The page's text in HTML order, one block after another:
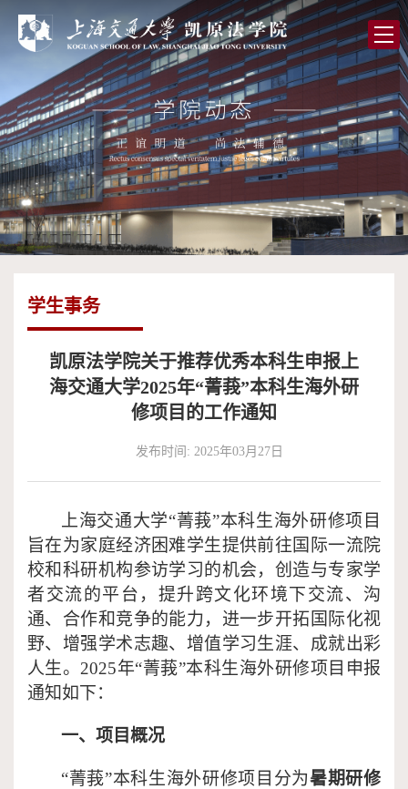
院
概
况
党
的
建
设
师
资
队
人
才
学
学生事务
凯原法学院关于推荐优秀本科生申报上
海交通大学2025年“菁莪”本科生海外研
修项目的工作通知
发布时间: 2025年03月27日
上海交通大学“菁莪”本科生海外研修项目
旨在为家庭经济困难学生提供前往国际一流院
校和科研机构参访学习的机会，创造与专家学
者交流的平台，提升跨文化环境下交流、沟
通、合作和竞争的能力，进一步开拓国际化视
野、增强学术志趣、增值学习生涯、成就出彩
人生。2025年“菁莪”本科生海外研修项目申报
通知如下：
一、项目概况
“菁莪”本科生海外研修项目分为暑期研修